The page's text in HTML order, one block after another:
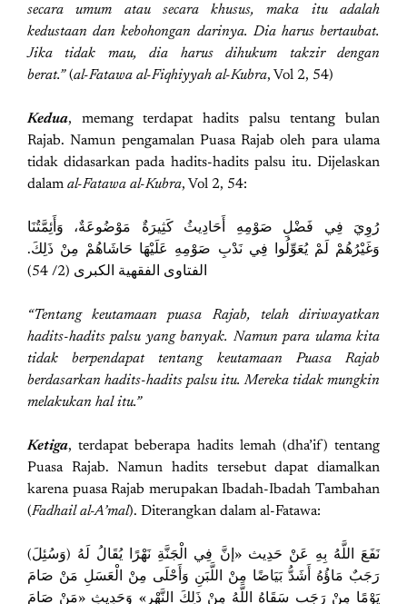
secara umum atau secara khusus, maka itu adalah
kedustaan dan kebohongan darinya. Dia harus bertaubat.
Jika tidak mau, dia harus dihukum takzir dengan
berat.”(al-Fatawa al-Fiqhiyyah al-Kubra, Vol 2, 54)
Kedua, memang terdapat hadits palsu tentang bulan
Rajab. Namun pengamalan Puasa Rajab oleh para ulama
tidak didasarkan pada hadits-hadits palsu itu. Dijelaskan
dalam al-Fatawa al-Kubra, Vol 2, 54:
رُوِيَ فِي فَضْلِ صَوْمِهِ أَحَادِيثُ كَثِيرَةٌ مَوْضُوعَةٌ، وَأَئِمَّتُنَا
وَغَيْرُهُمْ لَمْ يُعَوِّلُوا فِي نَدْبِ صَوْمِهِ عَلَيْهَا حَاشَاهُمْ مِنْ ذَلِكَ.
الفتاوى الفقهية الكبرى (2/ 54)
“Tentang keutamaan puasa Rajab, telah diriwayatkan
hadits-hadits palsu yang banyak. Namun para ulama kita
tidak berpendapat tentang keutamaan Puasa Rajab
berdasarkan hadits-hadits palsu itu. Mereka tidak mungkin
melakukan hal itu.”
Ketiga, terdapat beberapa hadits lemah (dha’if) tentang
Puasa Rajab. Namun hadits tersebut dapat diamalkan
karena puasa Rajab merupakan Ibadah-Ibadah Tambahan
(Fadhail al-A’mal). Diterangkan dalam al-Fatawa:
(وَسُئِلَ) نَفَعَ اللَّهُ بِهِ عَنْ حَدِيث «إنَّ فِي الْجَنَّةِ نَهْرًا يُقَالُ لَهُ
رَجَبٌ مَاؤُهُ أَشَدُّ بَيَاضًا مِنْ اللَّبَنِ وَأَحْلَى مِنْ الْعَسَلِ مَنْ صَامَ
يَوْمًا مِنْ رَجَبٍ سَقَاهُ اللَّهُ مِنْ ذَلِكَ النَّهْرِ» وَحَدِيثِ «مَنْ صَامَ